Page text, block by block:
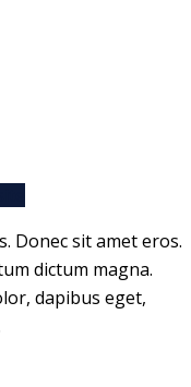
Donec sit amet eros.
dictum magna.
dapibus eget,